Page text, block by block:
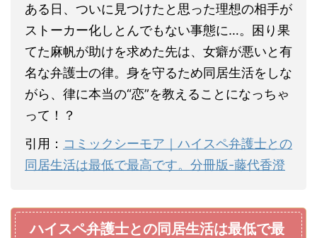
ある日、ついに見つけたと思った理想の相手が
ストーカー化しとんでもない事態に…。困り果
てた麻帆が助けを求めた先は、女癖が悪いと有
名な弁護士の律。身を守るため同居生活をしな
がら、律に本当の“恋”を教えることになっちゃ
って！？
引用： コミックシーモア｜ハイスペ弁護士との
同居生活は最低で最高です。分冊版-藤代香澄
ハイスペ弁護士との同居生活は最低で最